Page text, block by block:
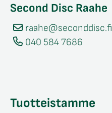
Second Disc Raahe
raahe@seconddisc.fi
040 584 7686
Tuotteistamme